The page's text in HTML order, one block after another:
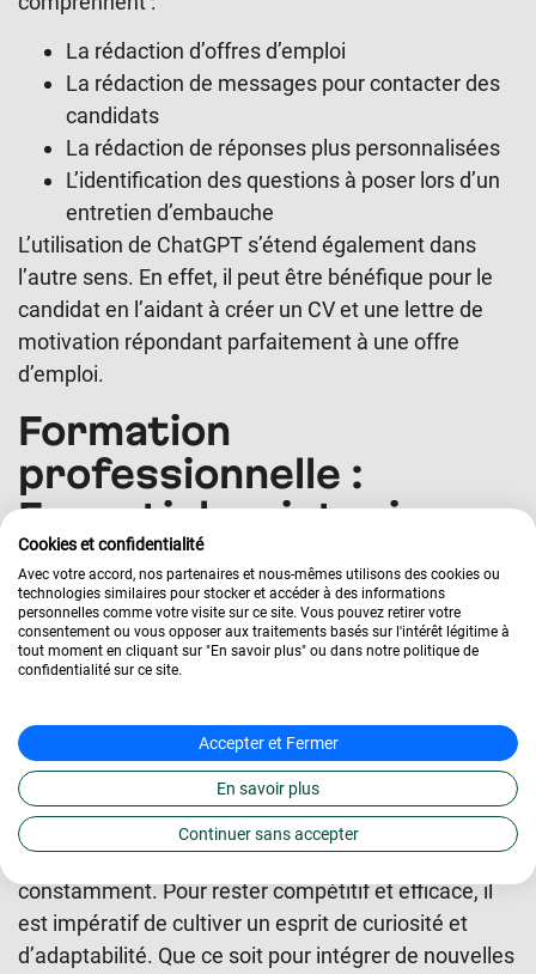
La rédaction d’offres d’emploi
La rédaction de messages pour contacter des
candidats
La rédaction de réponses plus personnalisées
L’identification des questions à poser lors d’un
entretien d’embauche
L’utilisation de ChatGPT s’étend également dans
l’autre sens. En effet, il peut être bénéfique pour le
candidat en l’aidant à créer un CV et une lettre de
motivation répondant parfaitement à une offre
d’emploi.
Formation
professionnelle :
Essentiel maintenir ses
compétences à jour 📚
La formation professionnelle est aujourd’hui un pilier
indispensable pour rester en phase avec les
dernières évolutions, notamment dans le secteur
évoluent rapidement.
Dans un domaine aussi dynamique que les
ressources humaines, la technologie, les
réglementations et les pratiques évoluent
constamment. Pour rester compétitif et efficace, il
est impératif de cultiver un esprit de curiosité et
d’adaptabilité. Que ce soit pour intégrer de nouvelles
Cookies et confidentialité
Avec votre accord, nos partenaires et nous-mêmes utilisons des cookies ou
technologies similaires pour stocker et accéder à des informations
personnelles comme votre visite sur ce site. Vous pouvez retirer votre
consentement ou vous opposer aux traitements basés sur l'intérêt légitime à
tout moment en cliquant sur "En savoir plus" ou dans notre politique de
confidentialité sur ce site.
Accepter et Fermer
En savoir plus
Continuer sans accepter